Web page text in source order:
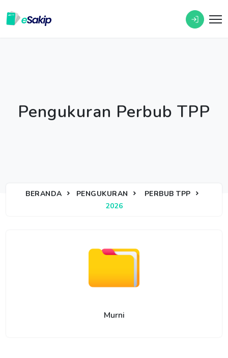
Pengukuran Perbub TPP
BERANDA PENGUKURAN
PERBUB TPP
2026
Murni